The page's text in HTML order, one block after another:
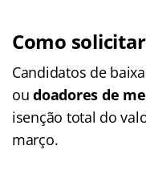
Como
Candidatos de
oudoadores de
isenção total do
março.